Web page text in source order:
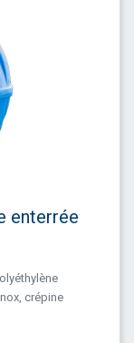
enterrée
crépine